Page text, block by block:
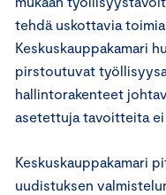
tehdä uskottavia
Keskuskauppakamari
pirstoutuvat
hallintorakenteet
asetettuja tavoitteita ei
Keskuskauppakamari
uudistuksen